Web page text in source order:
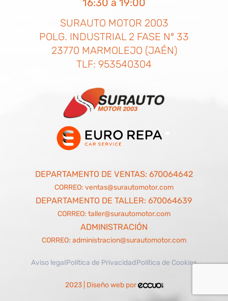
SURAUTO MOTOR 2003
POLG. INDUSTRIAL 2 FASE Nº 33
23770 MARMOLEJO (JAÉN)
TLF: 953540304
DEPARTAMENTO DE VENTAS: 670064642
CORREO: ventas@surautomotor.com
DEPARTAMENTO DE TALLER: 670064639
CORREO: taller@surautomotor.com
ADMINISTRACIÓN
CORREO: administracion@surautomotor.com
Aviso legalPolítica de PrivacidadPolítica de Cookies
2023 | Diseño web por